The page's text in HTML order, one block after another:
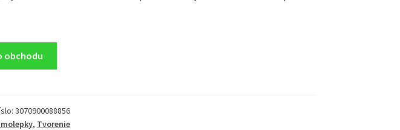
obchodu
3070900088856
, Tvorenie